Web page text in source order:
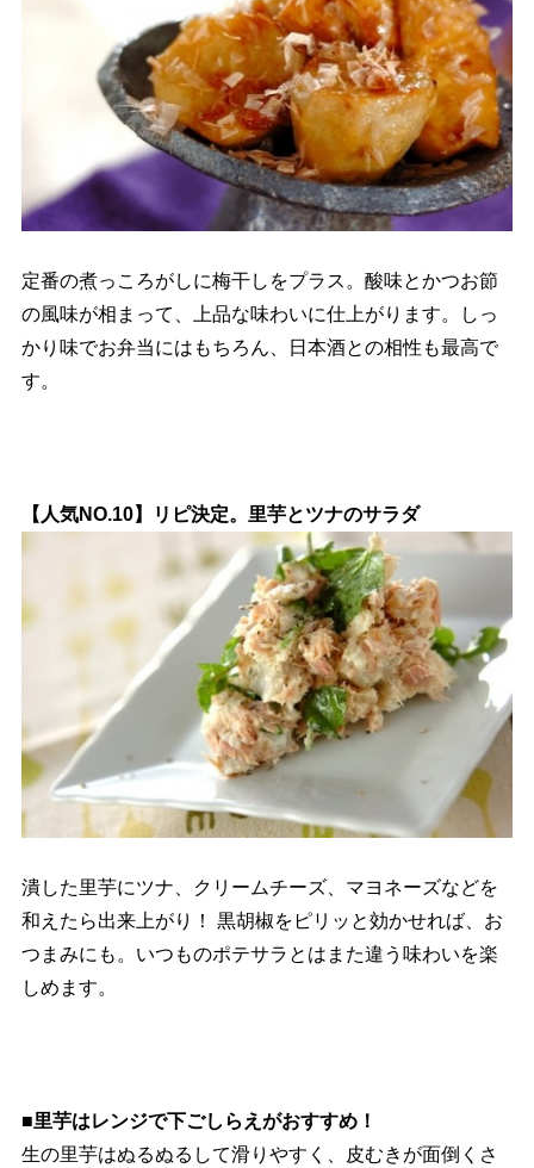
定番の煮っころがしに梅干しをプラス。酸味とかつお節
の風味が相まって、上品な味わいに仕上がります。しっ
かり味でお弁当にはもちろん、日本酒との相性も最高で
す。
【人気NO.10】リピ決定。里芋とツナのサラダ
潰した里芋にツナ、クリームチーズ、マヨネーズなどを
和えたら出来上がり！ 黒胡椒をピリッと効かせれば、お
つまみにも。いつものポテサラとはまた違う味わいを楽
しめます。
■里芋はレンジで下ごしらえがおすすめ！
生の里芋はぬるぬるして滑りやすく、皮むきが面倒くさ